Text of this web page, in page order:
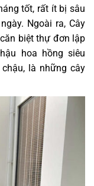
tốt, rất ít bị sâu
Ngoài ra, Cây
biệt thự đơn lập
hoa hồng siêu
là những cây